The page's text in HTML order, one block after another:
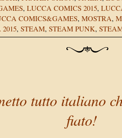
, LUCCA COMICS 2015,
COMICS&GAMES, MOSTRA,
, STEAM, STEAM PUNK,
tutto italiano
fiato!